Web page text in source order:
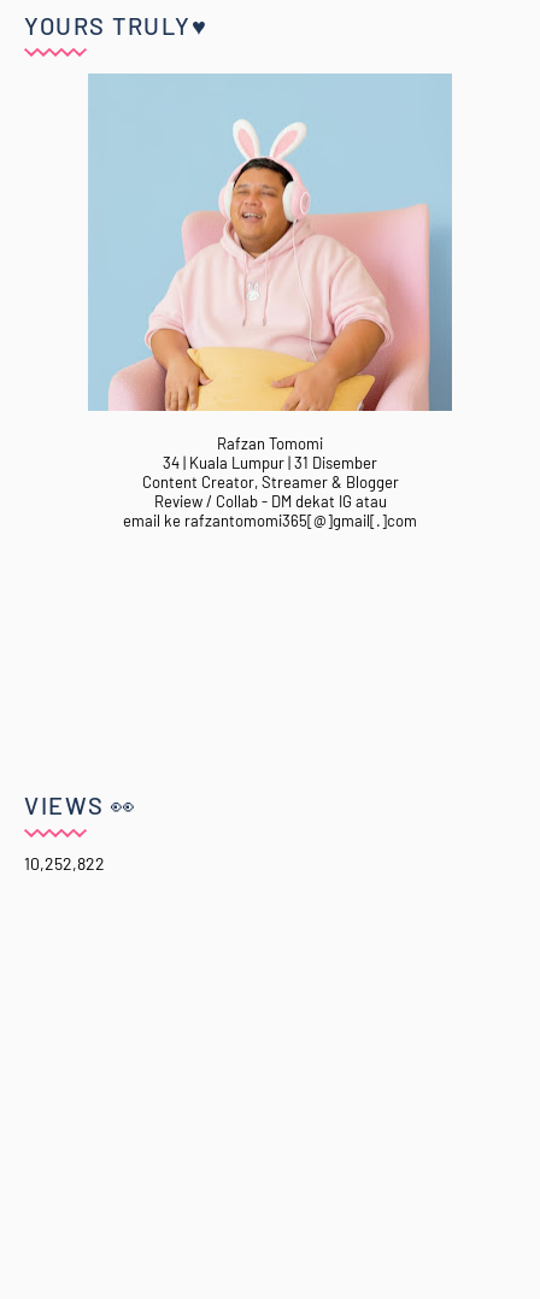
YOURS TRULY♥
Rafzan Tomomi
34 | Kuala Lumpur | 31 Disember
Content Creator, Streamer & Blogger
Review / Collab - DM dekat IG atau
email ke rafzantomomi365[@]gmail[.]com
VIEWS 👀
10,252,822